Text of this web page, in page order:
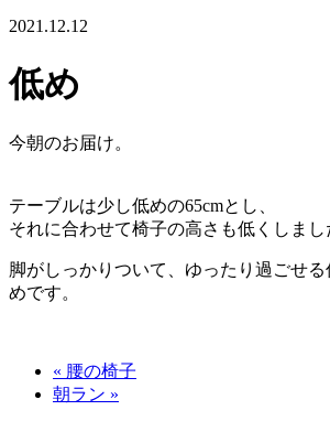
2021.12.12
低め
今朝のお届け。
テーブルは少し低めの65cmとし、
それに合わせて椅子の高さも低くしまし
脚がしっかりついて、ゆったり過ごせ
めです。
« 腰の椅子
朝ラン »